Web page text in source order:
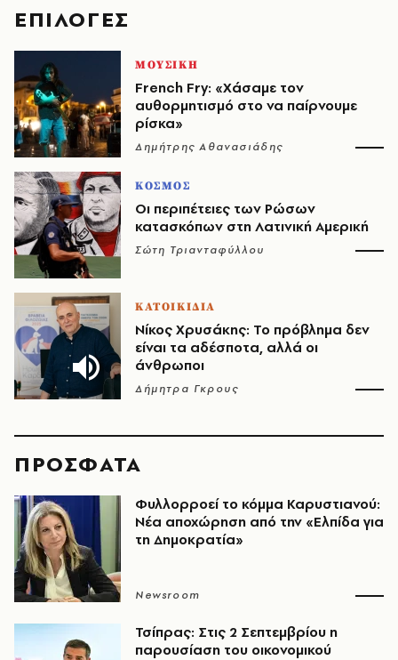
EΠΙΛΟΓΈΣ
ΜΟΥΣΙΚΗ
French Fry: «Χάσαμε τον
αυθορμητισμό στο να παίρνουμε
ρίσκα»
Δημήτρης Αθανασιάδης
ΚΟΣΜΟΣ
Οι περιπέτειες των Ρώσων
κατασκόπων στη Λατινική Αμερική
Σώτη Τριανταφύλλου
ΚΑΤΟΙΚΙΔΙΑ
Νίκος Χρυσάκης: Το πρόβλημα δεν
είναι τα αδέσποτα, αλλά οι
άνθρωποι
Δήμητρα Γκρους
ΠΡΟΣΦΑΤΑ
Φυλλορροεί το κόμμα Καρυστιανού:
Νέα αποχώρηση από την «Ελπίδα για
τη Δημοκρατία»
Newsroom
Τσίπρας: Στις 2 Σεπτεμβρίου η
παρουσίαση του οικονομικού